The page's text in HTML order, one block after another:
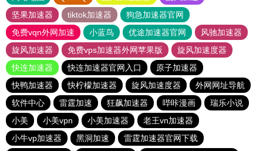
坚果加速器
tiktok加速器
狗急加速器官网
免费vqn外网加速
小蓝鸟 优途加速器官网
风驰加速器
旋风加速器
免费vps加速器外网苹果版
旋风加速度器
快连加速器
快连加速器官网入口
原子加速器
快鸭加速器
快柠檬加速器 旋风加速度器
外网网址导航
软件中心
雷霆加速 狂飙加速器 哔咔漫画
瑞乐小说
小美
小美vpn 小美加速器
老王vn加速器
小牛vp加速器
黑洞加速
雷霆加速器官网下载